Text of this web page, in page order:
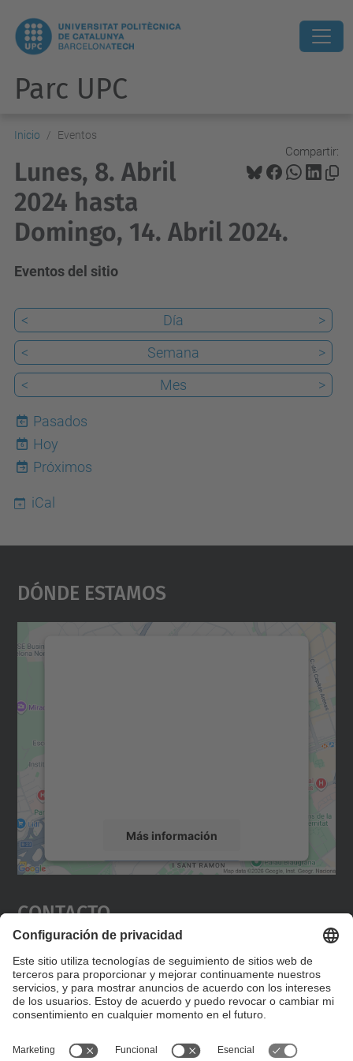
Parc UPC
Inicio Eventos
Compartir:
Lunes, 8. Abril
2024 hasta
Domingo, 14. Abril 2024.
Eventos del sitio
< Día
>
<
Semana
>
<
Mes >
Pasados
6
Hoy
Próximos
iCal
Dónde Estamos
Más información
Aceptar
powered by
Contacto
Editad en la página "Contacto personalizado", que
encontraréis en la raíz de español, vuestros datos
personalizados de contacto.
Formulario de contacto